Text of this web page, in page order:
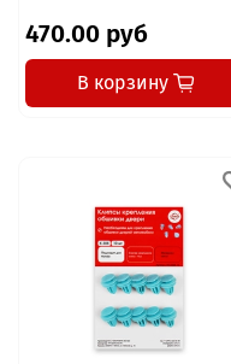
470.00 руб
В корзину